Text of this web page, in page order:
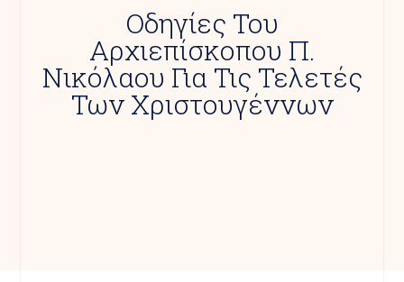
Οδηγίες Του
Αρχιεπίσκοπου Π.
Νικόλαου Για Τις Τελετές
Των Χριστουγέννων